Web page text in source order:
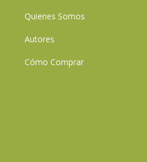
Quienes Somos
Autores
Cómo Comprar